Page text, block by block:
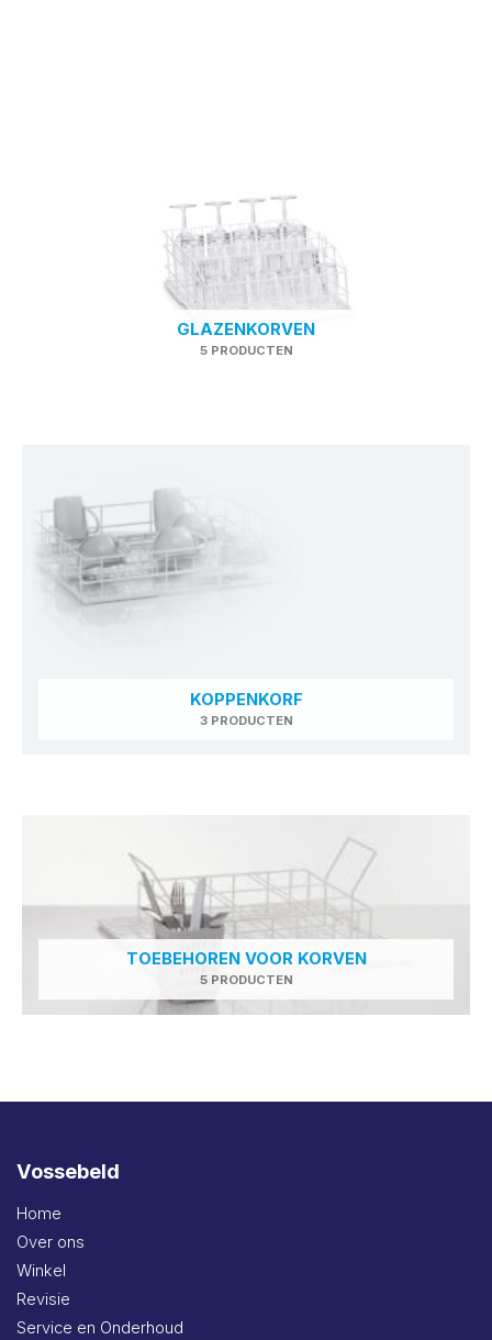
GLAZENKORVEN
5 PRODUCTEN
KOPPENKORF
3 PRODUCTEN
TOEBEHOREN VOOR KORVEN
5 PRODUCTEN
Vossebeld
Home
Over ons
Winkel
Revisie
Service en Onderhoud